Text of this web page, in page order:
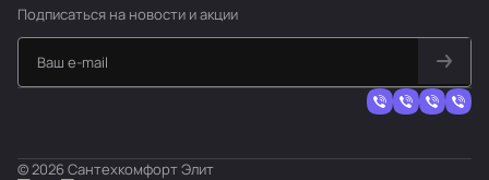
Подписаться на новости и акции
© 2026 Сантехкомфорт Элит